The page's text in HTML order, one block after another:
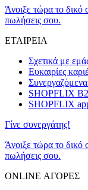
Άνοιξε τώρα το
πωλήσεις σου.
ΕΤΑΙΡΕΙΑ
Σχετικά με
Ευκαιρίες
SHOPFLIX
SHOPFLIX
Γίνε συνεργάτης!
Άνοιξε τώρα το
πωλήσεις σου.
ONLINE ΑΓΟΡΕΣ